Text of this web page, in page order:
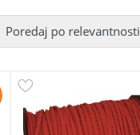
Poredaj po relevantnosti